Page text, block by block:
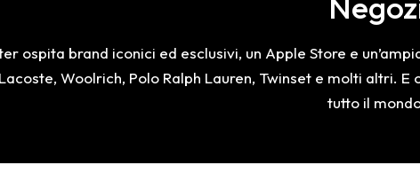
ospita brand iconici ed esclusivi, un Apple Store e
Woolrich, Polo Ralph Lauren, Twinset e molti altri.
tutto il